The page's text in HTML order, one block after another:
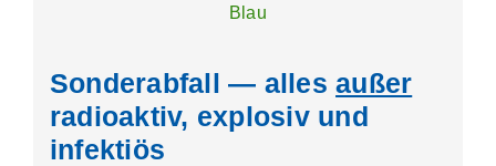
Sonderabfall — allesaußer
radioaktiv, explosiv und
infektiös